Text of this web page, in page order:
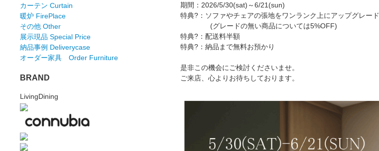
期間：2026/5/30(sat)～6/21(sun)
特典?：ソファやチェアの張地をワンランク上にアップグレード
(グレードの無い商品については5%OFF)
特典?：配送料半額
特典?：納品まで無料お預かり
是非この機会にご検討くださいませ。
ご来店、心よりお待ちしております。
カーテン Curtain
暖炉 FirePlace
その他 Other
展示現品 Special Price
納品事例 Deliverycase
オーダー家具 Order Furniture
BRAND
LivingDining